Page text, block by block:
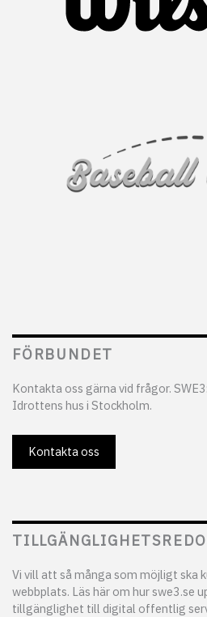
FÖRBUNDET
Kontakta oss gärna vid frågor.
Idrottens hus i Stockholm.
Kontakta oss
Vi vill att så många som möjligt ska
webbplats. Läs här om hur swe3.se
tillgänglighet till digital offentlig